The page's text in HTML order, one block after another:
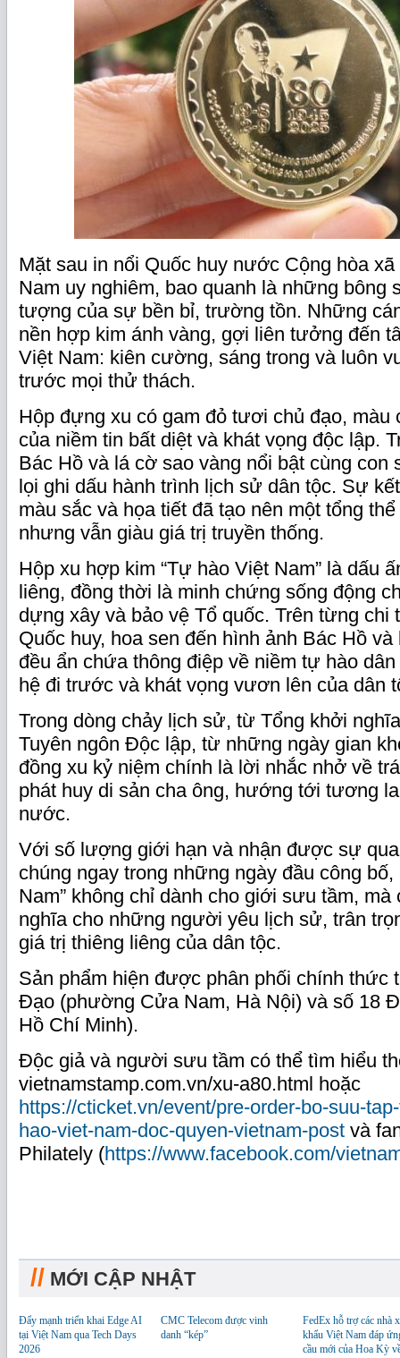
Mặt sau in nổi Quốc huy nước Cộng hòa
Nam uy nghiêm, bao quanh là những bông
tượng của sự bền bỉ, trường tồn. Những
nền hợp kim ánh vàng, gợi liên tưởng đến
Việt Nam: kiên cường, sáng trong và luôn
trước mọi thử thách.
Hộp đựng xu có gam đỏ tươi chủ đạo, màu
của niềm tin bất diệt và khát vọng độc lập.
Bác Hồ và lá cờ sao vàng nổi bật cùng con
lọi ghi dấu hành trình lịch sử dân tộc. Sự
màu sắc và họa tiết đã tạo nên một tổng
nhưng vẫn giàu giá trị truyền thống.
Hộp xu hợp kim “Tự hào Việt Nam” là dấu
liêng, đồng thời là minh chứng sống động
dựng xây và bảo vệ Tổ quốc. Trên từng chi
Quốc huy, hoa sen đến hình ảnh Bác Hồ
đều ẩn chứa thông điệp về niềm tự hào
hệ đi trước và khát vọng vươn lên của dân
Trong dòng chảy lịch sử, từ Tổng khởi
Tuyên ngôn Độc lập, từ những ngày gian
đồng xu kỷ niệm chính là lời nhắc nhở về
phát huy di sản cha ông, hướng tới tương
nước.
Với số lượng giới hạn và nhận được sự
chúng ngay trong những ngày đầu công
Nam” không chỉ dành cho giới sưu tầm, mà
nghĩa cho những người yêu lịch sử, trân
giá trị thiêng liêng của dân tộc.
Sản phẩm hiện được phân phối chính thức
Đạo (phường Cửa Nam, Hà Nội) và số 18
Hồ Chí Minh).
Độc giả và người sưu tầm có thể tìm hiểu
vietnamstamp.com.vn/xu-a80.html hoặc
https://cticket.vn/event/pre-order-bo-suu-
hao-viet-nam-doc-quyen-vietnam-post và
Philately (https://www.facebook.com/
// MỚI CẬP NHẬT
Đẩy mạnh triển khai Edge AI
tại Việt Nam qua Tech Days
2026
CMC Telecom được vinh
danh “kép”
FedEx hỗ trợ các nhà
khẩu Việt Nam đáp
cầu mới của Hoa Kỳ